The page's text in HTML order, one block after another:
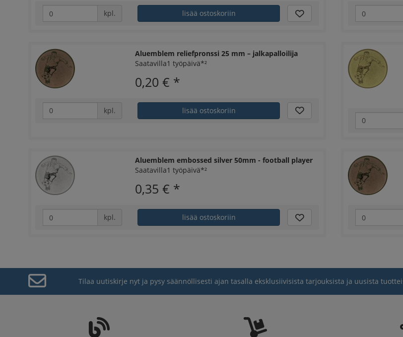
kpl. lisää ostoskoriin
Aluemblem reliefpronssi 25 mm – jalkapalloilija
Saatavilla1 työpäivä*²
0,20 € *
kpl. lisää ostoskoriin
Aluemblem embossed silver 50mm - football player
Saatavilla1 työpäivä*²
0,35 € *
kpl. lisää ostoskoriin
Tilaa uutiskirje nyt ja pysy säännöllisesti ajan tasalla eksklusiivisista tarjouksista ja uusista